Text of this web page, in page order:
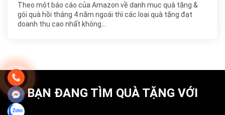
Theo một báo cáo của Amazon về danh mục quà tặng &
gói quà hồi tháng 4 năm ngoái thì các loại quà tặng đạt
doanh thu cao nhất không…
BẠN ĐANG TÌM QUÀ TẶNG VỚI